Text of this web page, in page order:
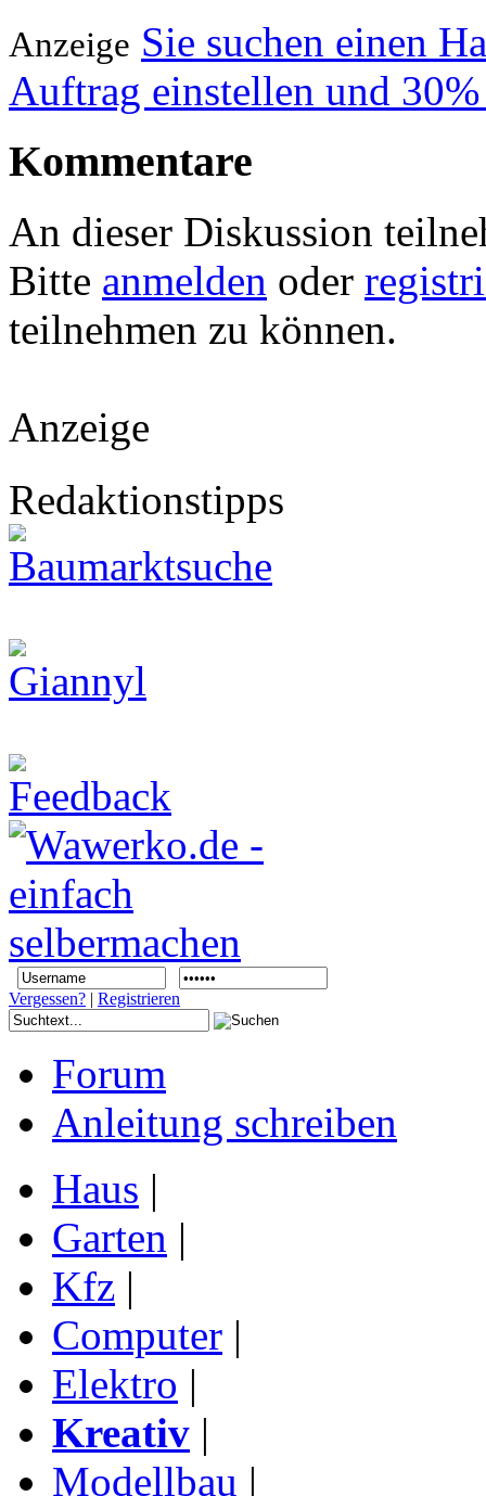
Anzeige Sie suchen einen
Auftrag einstellen und
Kommentare
An dieser Diskussion
Bitte anmelden oder
teilnehmen zu können.
Anzeige
Redaktionstipps
Vergessen? | Registrieren
Forum
Anleitung schreiben
Haus |
Garten |
Kfz |
Computer |
Elektro |
Kreativ |
Modellbau |